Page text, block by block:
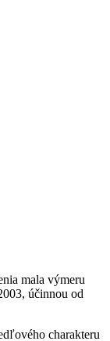
mala výmeru
účinnou od
charakteru